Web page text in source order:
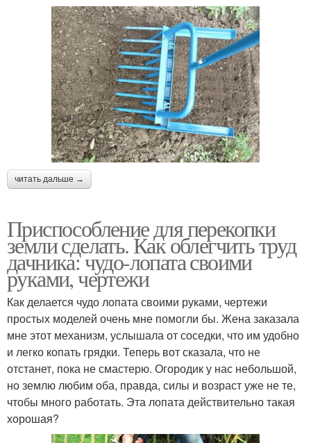
читать дальше →
Приспособление для перекопки
земли сделать. Как облегчить труд
дачника: чудо-лопата своими
руками, чертежи
Как делается чудо лопата своими руками, чертежи
простых моделей очень мне помогли бы. Жена заказала
мне этот механизм, услышала от соседки, что им удобно
и легко копать грядки. Теперь вот сказала, что не
отстанет, пока не смастерю. Огородик у нас небольшой,
но землю любим оба, правда, силы и возраст уже не те,
чтобы много работать. Эта лопата действительно такая
хорошая?